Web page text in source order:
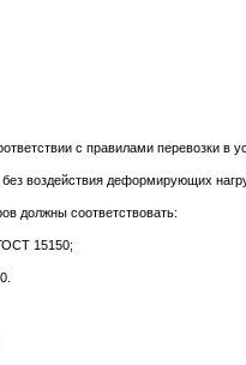
с правилами перевозки в
без воздействия деформирующих
должны соответствовать:
15150;